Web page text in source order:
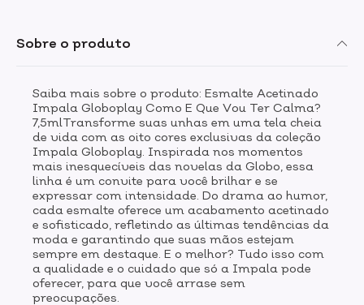
Sobre o produto
Saiba mais sobre o produto: Esmalte Acetinado
Impala Globoplay Como E Que Vou Ter Calma?
7,5mlTransforme suas unhas em uma tela cheia
de vida com as oito cores exclusivas da coleção
Impala Globoplay. Inspirada nos momentos
mais inesquecíveis das novelas da Globo, essa
linha é um convite para você brilhar e se
expressar com intensidade. Do drama ao humor,
cada esmalte oferece um acabamento acetinado
e sofisticado, refletindo as últimas tendências da
moda e garantindo que suas mãos estejam
sempre em destaque. E o melhor? Tudo isso com
a qualidade e o cuidado que só a Impala pode
oferecer, para que você arrase sem
preocupações.